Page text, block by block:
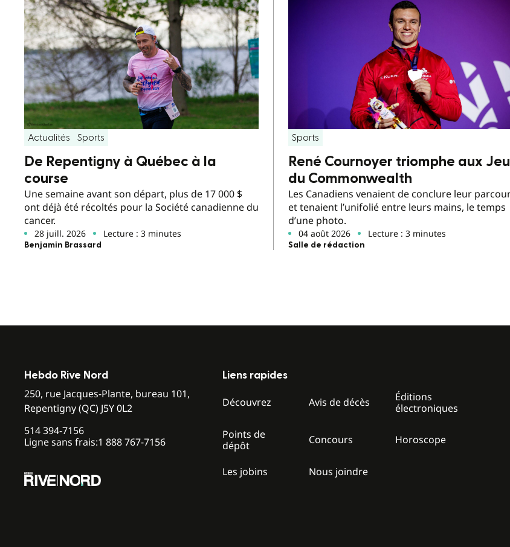
Actualités Sports
De Repentigny à Québec à la
course
Une semaine avant son départ, plus de 17 000 $
ont déjà été récoltés pour la Société canadienne du
cancer.
28 juill. 2026 Lecture : 3 minutes
Benjamin Brassard
Sports
René Cournoyer triomphe aux
du Commonwealth
Les Canadiens venaient de conclure leur
et tenaient l’unifolié entre leurs mains, le temps
d’une photo.
04 août 2026 Lecture : 3 minutes
Salle de rédaction
Hebdo Rive Nord
250, rue Jacques-Plante, bureau 101,
Repentigny (QC) J5Y 0L2
514 394-7156
Ligne sans frais:1 888 767-7156
Liens rapides
Découvrez Avis de décès
Éditions
électroniques
Points de
dépôt
Concours Horoscope
Les jobins Nous joindre